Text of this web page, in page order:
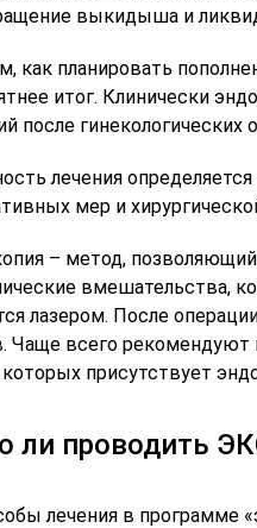
выкидыша и
как планировать
итог. Клинически
после гинекологических
лечения
мер и
– метод,
вмешательства,
лазером. После
Чаще всего рекомендуют
которых присутствует
ли проводить
лечения в программе